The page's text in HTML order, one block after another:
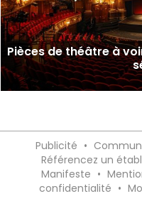
Pièces de théâtre à
Publicité •
Référencez un
Manifeste •
confidentialité •